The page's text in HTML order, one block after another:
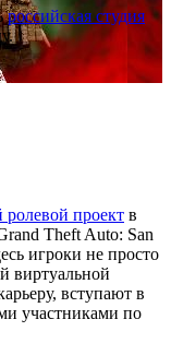
российская студия
ролевой проект в
Theft Auto: San
игроки не просто
виртуальной
вступают в
участниками по